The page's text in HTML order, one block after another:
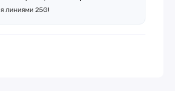
линиями 25G!